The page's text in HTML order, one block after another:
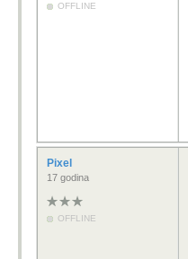
OFFLINE
Pixel
17 godina
OFFLINE